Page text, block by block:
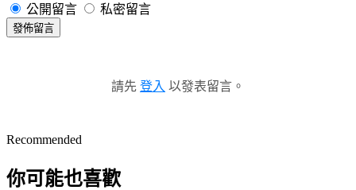
公開留言 私密留言
發佈留言
請先 登入 以發表留言。
Recommended
你可能也喜歡